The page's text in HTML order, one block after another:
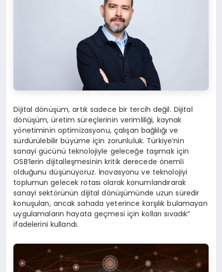
Dijital dönüşüm, artık sadece bir tercih değil. Dijital
dönüşüm, üretim süreçlerinin verimliliği, kaynak
yönetiminin optimizasyonu, çalışan bağlılığı ve
sürdürülebilir büyüme için zorunluluk. Türkiye’nin
sanayi gücünü teknolojiyle geleceğe taşımak için
OSB’lerin dijitalleşmesinin kritik derecede önemli
olduğunu düşünüyoruz. İnovasyonu ve teknolojiyi
toplumun gelecek rotası olarak konumlandırarak
sanayi sektörünün dijital dönüşümünde uzun süredir
konuşulan, ancak sahada yeterince karşılık bulamayan
uygulamaların hayata geçmesi için kolları sıvadık”
ifadelerini kullandı.